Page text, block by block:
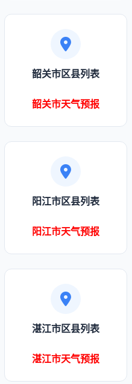
韶关市区县列表
韶关市天气预报
阳江市区县列表
阳江市天气预报
湛江市区县列表
湛江市天气预报